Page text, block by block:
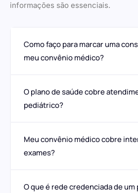
informações são essenciais.
Como faço para marcar uma
meu convênio médico?
O plano de saúde cobre
pediátrico?
Meu convênio médico cobre
exames?
O que é rede credenciada de um